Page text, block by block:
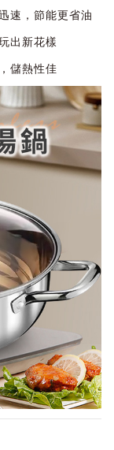
速，節能更省油
出新花樣
儲熱性佳